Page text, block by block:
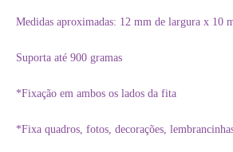
Medidas aproximadas: 12 mm de largura x 10
Suporta até 900 gramas
*Fixação em ambos os lados da fita
*Fixa quadros, fotos, decorações,